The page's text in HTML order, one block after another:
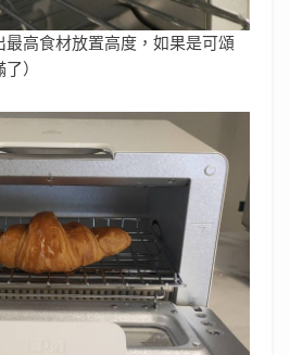
最高食材放置高度，如果是可頌
）